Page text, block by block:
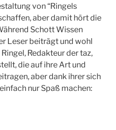
von “Ringels
aber damit hört die
Schott Wissen
Leser beiträgt und wohl
Redakteur der taz,
die auf ihre Art und
aber dank ihrer sich
nur Spaß machen: